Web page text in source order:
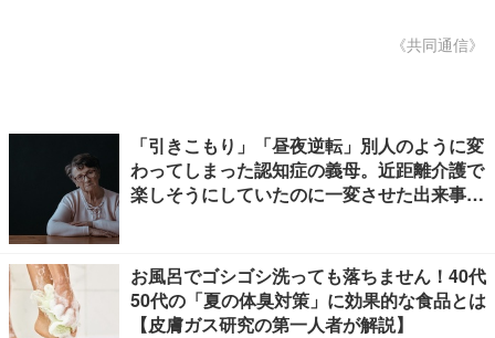
《共同通信》
「引きこもり」「昼夜逆転」別人のように変
わってしまった認知症の義母。近距離介護で
楽しそうにしていたのに一変させた出来事と
お風呂でゴシゴシ洗っても落ちません！40代
50代の「夏の体臭対策」に効果的な食品とは
【皮膚ガス研究の第一人者が解説】